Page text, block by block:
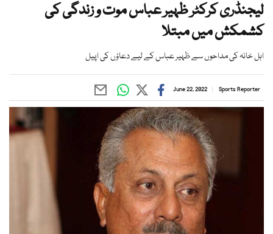
لیجنڈری کرکٹر ظہیر عباس موت و زندگی کی
کشمکش میں مبتلا
اہل خانہ کی مداحوں سے ظہیر عباس کے لیے دعاؤں کی اپیل
Sports Reporter
June 22, 2022